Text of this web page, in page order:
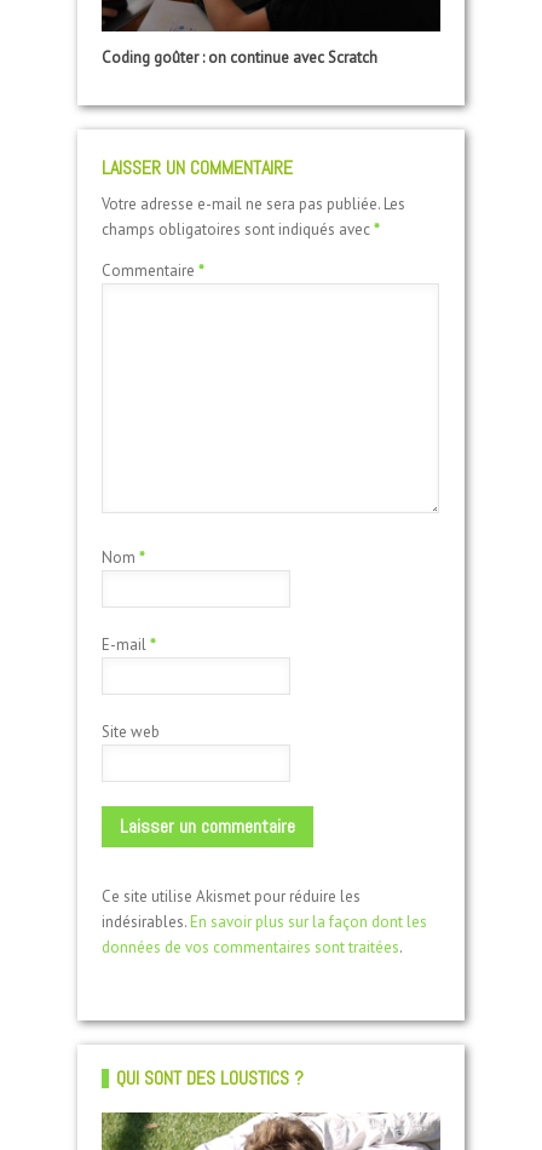
Coding goûter : on continue avec Scratch
LAISSER UN COMMENTAIRE
Votre adresse e-mail ne sera pas publiée. Les
champs obligatoires sont indiqués avec*
Commentaire *
Nom *
E-mail*
Site web
Ce site utilise Akismet pour réduire les
indésirables.En savoir plus sur la façon dont les
données de vos commentaires sont traitées.
QUI SONT DES LOUSTICS ?